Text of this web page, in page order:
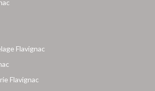
Flavignac
Flavignac